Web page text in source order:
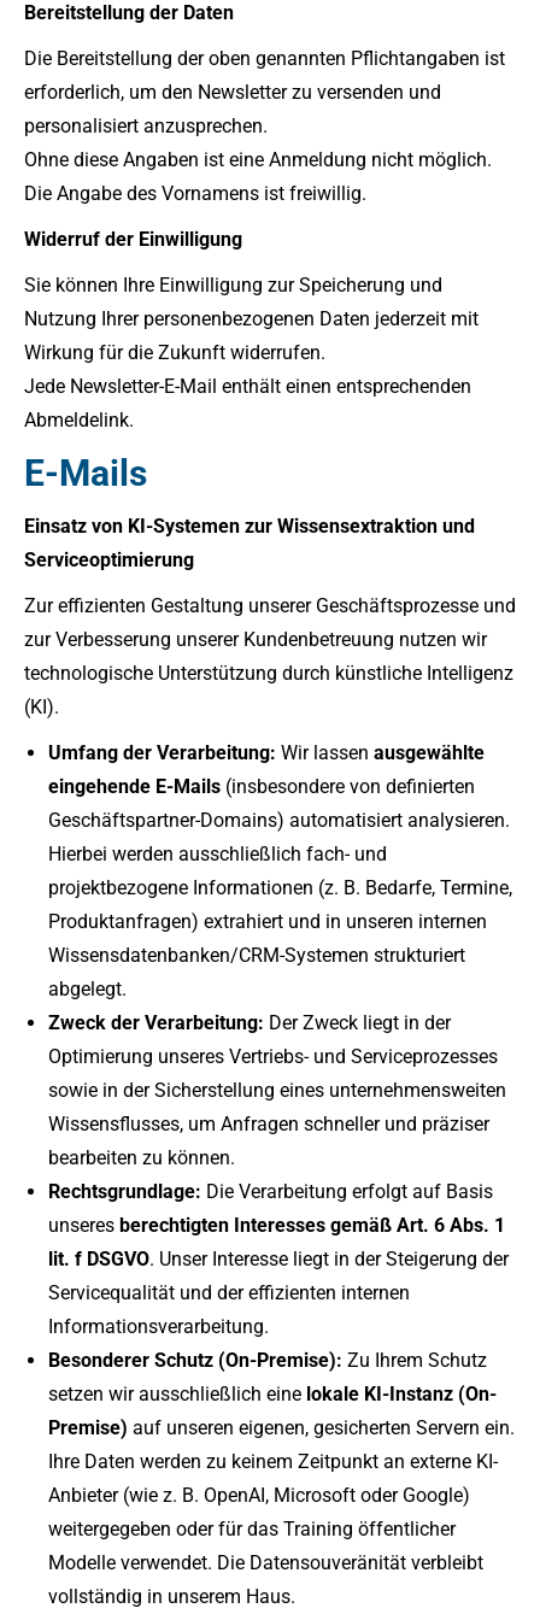
Bereitstellung der Daten
Die Bereitstellung der oben genannten Pflichtangaben ist
erforderlich, um den Newsletter zu versenden und
personalisiert anzusprechen.
Ohne diese Angaben ist eine Anmeldung nicht möglich.
Die Angabe des Vornamens ist freiwillig.
Widerruf der Einwilligung
Sie können Ihre Einwilligung zur Speicherung und
Nutzung Ihrer personenbezogenen Daten jederzeit mit
Wirkung für die Zukunft widerrufen.
Jede Newsletter-E-Mail enthält einen entsprechenden
Abmeldelink.
E-Mails
Einsatz von KI-Systemen zur Wissensextraktion und
Serviceoptimierung
Zur effizienten Gestaltung unserer Geschäftsprozesse und
zur Verbesserung unserer Kundenbetreuung nutzen wir
technologische Unterstützung durch künstliche Intelligenz
(KI).
Umfang der Verarbeitung: Wir lassen ausgewählte
eingehende E-Mails (insbesondere von definierten
Geschäftspartner-Domains) automatisiert analysieren.
Hierbei werden ausschließlich fach- und
projektbezogene Informationen (z. B. Bedarfe, Termine,
Produktanfragen) extrahiert und in unseren internen
Wissensdatenbanken/CRM-Systemen strukturiert
abgelegt.
Zweck der Verarbeitung: Der Zweck liegt in der
Optimierung unseres Vertriebs- und Serviceprozesses
sowie in der Sicherstellung eines unternehmensweiten
Wissensflusses, um Anfragen schneller und präziser
bearbeiten zu können.
Rechtsgrundlage: Die Verarbeitung erfolgt auf Basis
unseres berechtigten Interesses gemäß Art. 6 Abs. 1
lit. f DSGVO. Unser Interesse liegt in der Steigerung der
Servicequalität und der effizienten internen
Informationsverarbeitung.
Besonderer Schutz (On-Premise): Zu Ihrem Schutz
setzen wir ausschließlich eine lokale KI-Instanz (On-
Premise) auf unseren eigenen, gesicherten Servern ein.
Ihre Daten werden zu keinem Zeitpunkt an externe KI-
Anbieter (wie z. B. OpenAI, Microsoft oder Google)
weitergegeben oder für das Training öffentlicher
Modelle verwendet. Die Datensouveränität verbleibt
vollständig in unserem Haus.